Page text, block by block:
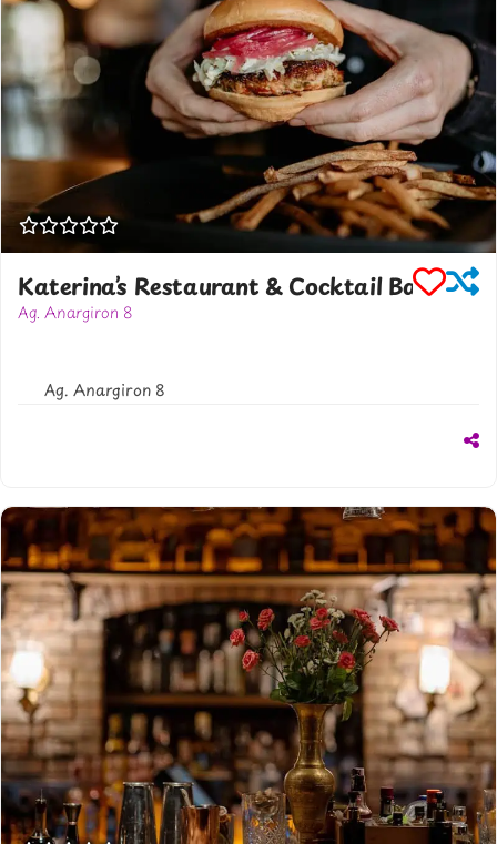
Katerina’s Restaurant & Cocktail Bar
Ag. Anargiron 8
Ag. Anargiron 8